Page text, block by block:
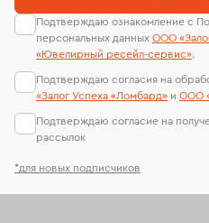
*для новых подписчиков
Подтверждаю ознакомление с
персональных данных ООО
«Ювелирный ресейл-сервиc».
Подтверждаю согласия на
«Залог Успеха «Ломбард» и ООО
Подтверждаю согласие на
рассылок